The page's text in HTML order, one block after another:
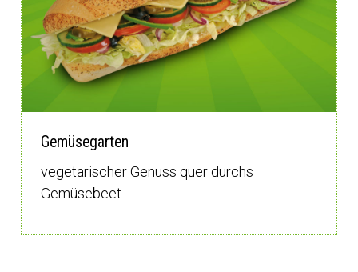
Gemüsegarten
vegetarischer Genuss quer durchs
Gemüsebeet